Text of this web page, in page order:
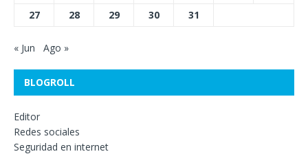
27
28 29 30 31
« Jun Ago »
BLOGROLL
Editor
Redes sociales
Seguridad en internet